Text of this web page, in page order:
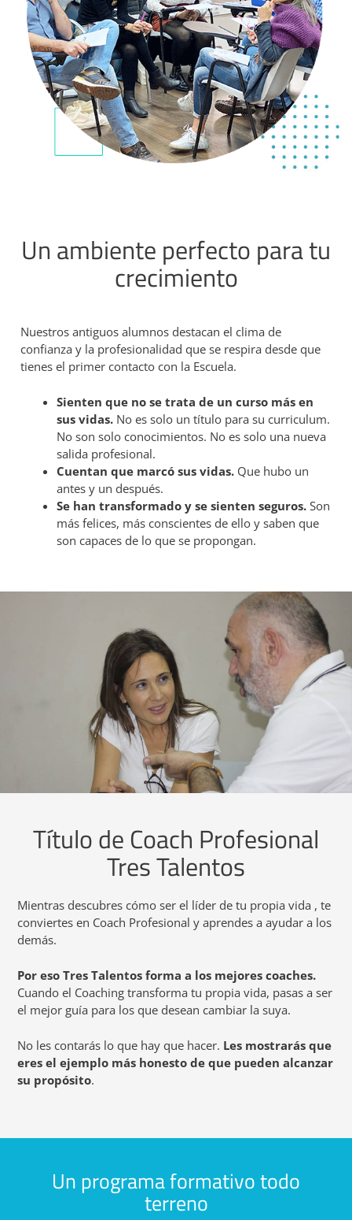
Un ambiente perfecto para tu
crecimiento
Nuestros antiguos alumnos destacan el clima de
confianza y la profesionalidad que se respira desde que
tienes el primer contacto con la Escuela.
Sienten que no se trata de un curso más en
sus vidas.No es solo un título para su curriculum.
No son solo conocimientos. No es solo una nueva
salida profesional.
Cuentan que marcó sus vidas.Que hubo un
antes y un después.
Se han transformado y se sienten seguros.Son
más felices, más conscientes de ello y saben que
son capaces de lo que se propongan.
Título de Coach Profesional
Tres Talentos
Mientras descubres cómo ser el líder de tu propia vida , te
conviertes en Coach Profesional y aprendes a ayudar a los
demás.
Por eso Tres Talentos forma a los mejores coaches.
Cuando el Coaching transforma tu propia vida, pasas a ser
el mejor guía para los que desean cambiar la suya.
No les contarás lo que hay que hacer. Les mostrarás que
eres el ejemplo más honesto de que pueden alcanzar
su propósito.
Un programa formativo todo
terreno